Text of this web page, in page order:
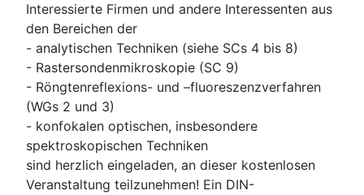
Interessierte Firmen und andere Interessenten aus
den Bereichen der
- analytischen Techniken (siehe SCs 4 bis 8)
- Rastersondenmikroskopie (SC 9)
- Röngtenreflexions- und –fluoreszenzverfahren
(WGs 2 und 3)
- konfokalen optischen, insbesondere
spektroskopischen Techniken
sind herzlich eingeladen, an dieser kostenlosen
Veranstaltung teilzunehmen! Ein DIN-